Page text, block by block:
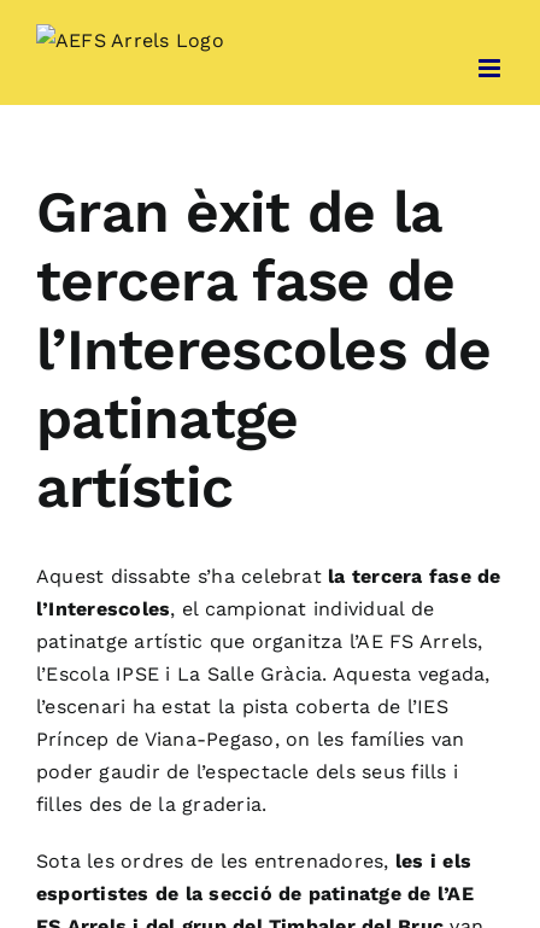
Gran èxit de la
tercera fase de
l’Interescoles de
patinatge
artístic
Aquest dissabte s’ha celebrat la tercera fase de
l’Interescoles, el campionat individual de
patinatge artístic que organitza l’AE FS Arrels,
l’Escola IPSE i La Salle Gràcia. Aquesta vegada,
l’escenari ha estat la pista coberta de l’IES
Príncep de Viana-Pegaso, on les famílies van
poder gaudir de l’espectacle dels seus fills i
filles des de la graderia.
Sota les ordres de les entrenadores, les i els
esportistes de la secció de patinatge de l’AE